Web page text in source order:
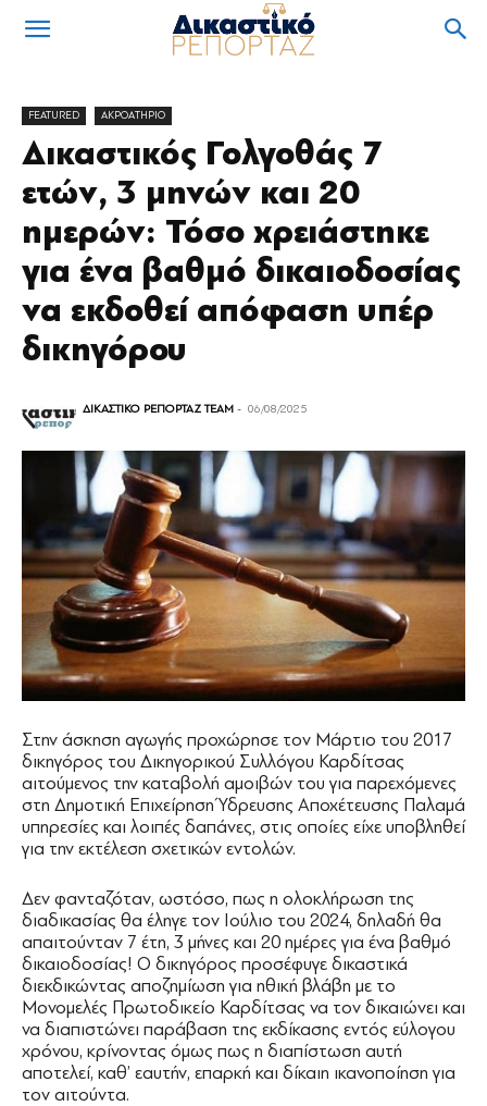
FEATURED ΑΚΡΟΑΤΗΡΙΟ
Δικαστικός Γολγοθάς 7
ετών, 3 μηνών και 20
ημερών: Τόσο χρειάστηκε
για ένα βαθμό δικαιοδοσίας
να εκδοθεί απόφαση υπέρ
δικηγόρου
ΔΙΚΑΣΤΙΚΟ ΡΕΠΟΡΤΑΖ TEAM - 06/08/2025
Στην άσκηση αγωγής προχώρησε τον Μάρτιο του 2017
δικηγόρος του Δικηγορικού Συλλόγου Καρδίτσας
αιτούμενος την καταβολή αμοιβών του για παρεχόμενες
στη Δημοτική Επιχείρηση Ύδρευσης Αποχέτευσης Παλαμά
υπηρεσίες και λοιπές δαπάνες, στις οποίες είχε υποβληθεί
για την εκτέλεση σχετικών εντολών.
Δεν φανταζόταν, ωστόσο, πως η ολοκλήρωση της
διαδικασίας θα έληγε τον Ιούλιο του 2024, δηλαδή θα
απαιτούνταν 7 έτη, 3 μήνες και 20 ημέρες για ένα βαθμό
δικαιοδοσίας! Ο δικηγόρος προσέφυγε δικαστικά
διεκδικώντας αποζημίωση για ηθική βλάβη με το
Μονομελές Πρωτοδικείο Καρδίτσας να τον δικαιώνει και
να διαπιστώνει παράβαση της εκδίκασης εντός εύλογου
χρόνου, κρίνοντας όμως πως η διαπίστωση αυτή
αποτελεί, καθ’ εαυτήν, επαρκή και δίκαιη ικανοποίηση για
τον αιτούντα.